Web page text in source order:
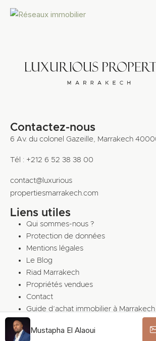
Mustapha El Alaoui
Contactez-nous
6 Av. du colonel Gazeille, Marrakech
Tél : +212 6 52 38 38 00
contact@luxurious
propertiesmarrakech.com
Liens utiles
Qui sommes-nous ?
Protection de données
Mentions légales
Le Blog
Riad Marrakech
Propriétés vendues
Contact
Guide d’achat immobilier à Marrakech